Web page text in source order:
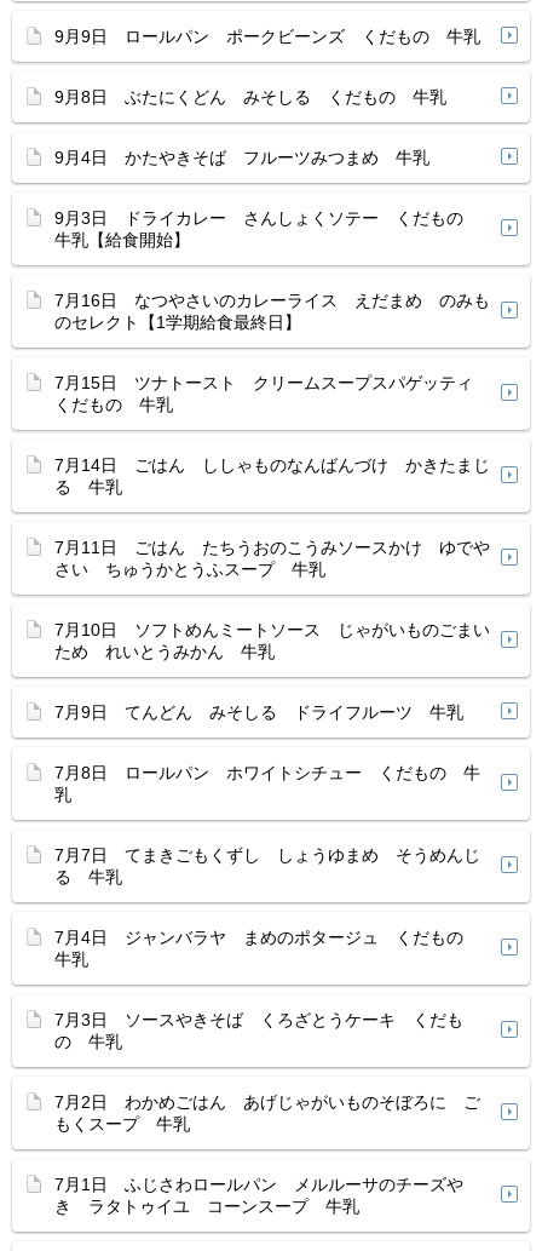
9月9日 ロールパン ポークビーンズ くだもの 牛乳
9月8日 ぶたにくどん みそしる くだもの 牛乳
9月4日 かたやきそば フルーツみつまめ 牛乳
9月3日 ドライカレー さんしょくソテー くだもの
牛乳【給食開始】
7月16日 なつやさいのカレーライス えだまめ のみも
のセレクト【1学期給食最終日】
7月15日 ツナトースト クリームスープスパゲッティ
くだもの 牛乳
7月14日 ごはん ししゃものなんばんづけ かきたまじ
る 牛乳
7月11日 ごはん たちうおのこうみソースかけ ゆでや
さい ちゅうかとうふスープ 牛乳
7月10日 ソフトめんミートソース じゃがいものごまい
ため れいとうみかん 牛乳
7月9日 てんどん みそしる ドライフルーツ 牛乳
7月8日 ロールパン ホワイトシチュー くだもの 牛
乳
7月7日 てまきごもくずし しょうゆまめ そうめんじ
る 牛乳
7月4日 ジャンバラヤ まめのポタージュ くだもの
牛乳
7月3日 ソースやきそば くろざとうケーキ くだも
の 牛乳
7月2日 わかめごはん あげじゃがいものそぼろに ご
もくスープ 牛乳
7月1日 ふじさわロールパン メルルーサのチーズや
き ラタトゥイユ コーンスープ 牛乳